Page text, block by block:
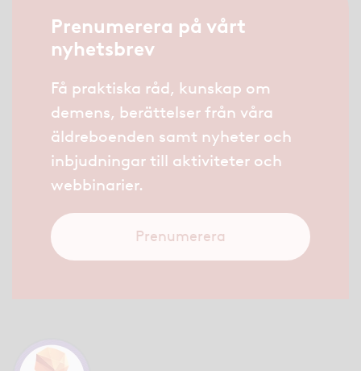
Prenumerera på vårt
nyhetsbrev
Få praktiska råd, kunskap om
demens, berättelser från våra
äldreboenden samt nyheter och
inbjudningar till aktiviteter och
webbinarier.
Prenumerera